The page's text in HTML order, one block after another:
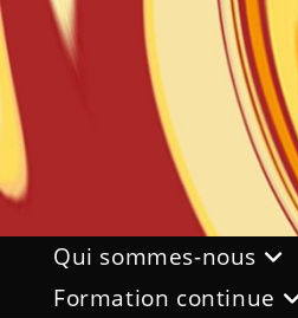
Skip
to
content
Qui sommes-nous
Formation continue